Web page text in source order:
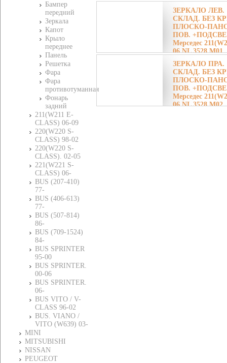
Бампер
передний
Зеркала
Капот
Крыло
переднее
Панель
Решетка
Фара
Фара
противотуманная
Фонарь
задний
211(W211 E-
CLASS) 06-09
220(W220 S-
CLASS) 98-02
220(W220 S-
CLASS). 02-05
221(W221 S-
CLASS) 06-
BUS (207-410)
77-
BUS (406-613)
77-
BUS (507-814)
86-
BUS (709-1524)
84-
BUS SPRINTER
95-00
BUS SPRINTER.
00-06
BUS SPRINTER.
06-
BUS VITO / V-
CLASS 96-02
BUS. VIANO /
VITO (W639) 03-
MINI
MITSUBISHI
NISSAN
PEUGEOT
ЗЕРКАЛО ЛЕВ.
СКЛАД. БЕЗ
ПЛОСКО-
ПОВ. +ПОДСВЕ
Мерседес
06 NL 3528 M01
NL 3528 M01
ЗЕРКАЛО ПРА.
СКЛАД. БЕЗ
ПЛОСКО-
ПОВ. +ПОДСВЕ
Мерседес
06 NL 3528 M02